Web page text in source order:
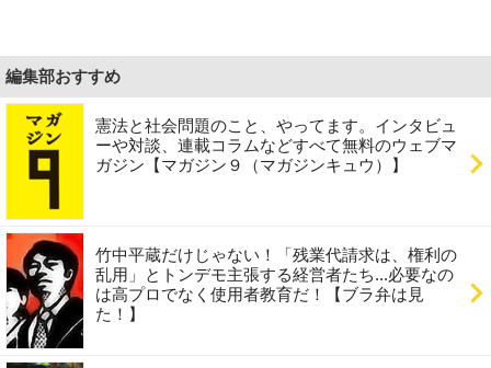
編集部おすすめ
憲法と社会問題のこと、やってます。インタビュ
ーや対談、連載コラムなどすべて無料のウェブマ
ガジン【マガジン９（マガジンキュウ）】
竹中平蔵だけじゃない！「残業代請求は、権利の
乱用」とトンデモ主張する経営者たち...必要なの
は高プロでなく使用者教育だ！【ブラ弁は見
た！】